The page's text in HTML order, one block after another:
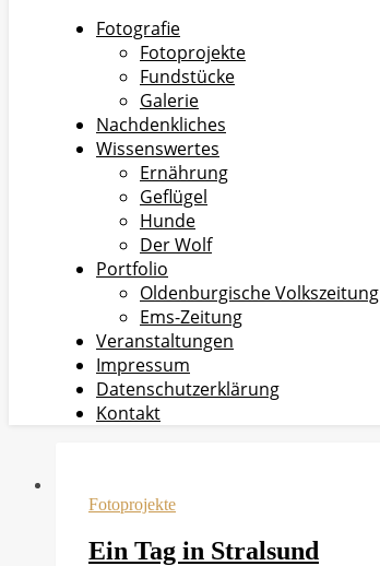
Fotografie
Fotoprojekte
Fundstücke
Galerie
Nachdenkliches
Wissenswertes
Ernährung
Geflügel
Hunde
Der Wolf
Portfolio
Oldenburgische Volkszeitung
Ems-Zeitung
Veranstaltungen
Impressum
Datenschutzerklärung
Kontakt
Fotoprojekte
Ein Tag in Stralsund